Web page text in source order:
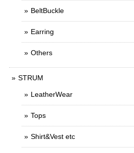
BeltBuckle
Earring
Others
STRUM
LeatherWear
Tops
Shirt&Vest etc